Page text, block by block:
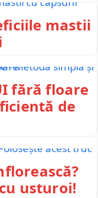
mastii
fără floare
de
usturoi!